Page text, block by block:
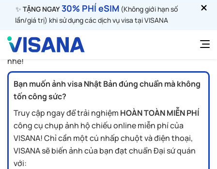
Vậy tiêu chuẩn về ảnh khi xin visa Nhật Bản như thế
nào? Cần lưu ý những gì khi chụp ảnh xin visa? Cùng
VISANA cập nhật ngay thông tin mới nhất về quy định
khi chụp ảnh xin visa Nhật Bản qua bài viết dưới đây
nhé!
Bạn muốn ảnh visa Nhật Bản đúng chuẩn mà không
tốn công sức?
Truy cập ngay để trải nghiệm HOÀN TOÀN MIỄN PHÍ
công cụ chụp ảnh hộ chiếu online miễn phí của
VISANA! Chỉ cần một cú nhấp chuột và điện thoại,
VISANA sẽ biến ảnh của bạn đạt chuẩn Đại sứ quán
với: